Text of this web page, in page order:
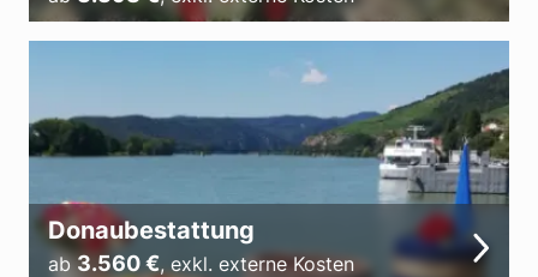
Donaubestattung
ab3.560€, exkl. externe Kosten